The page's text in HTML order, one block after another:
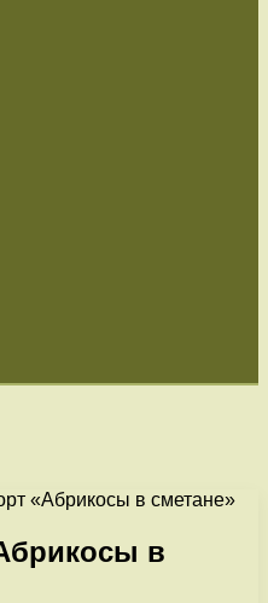
«Абрикосы в сметане»
в